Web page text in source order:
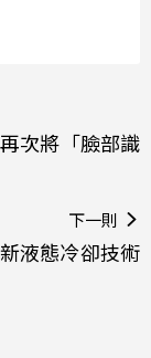
次將「臉部識
下一則
液態冷卻技術